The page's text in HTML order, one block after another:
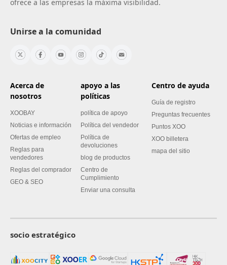
ofrece a las empresas la máxima visibilidad.
Unirse a la comunidad
Acerca de
nosotros
XOOBAY
Noticias e información
Ofertas de empleo
Reglas para
vendedores
Reglas del comprador
GEO & SEO
apoyo a las
políticas
política de apoyo
Política del vendedor
Política de
devoluciones
blog de productos
Centro de
Cumplimiento
Enviar una consulta
Centro de ayuda
Guía de registro
Preguntas frecuentes
Puntos XOO
XOO billetera
mapa del sitio
socio estratégico